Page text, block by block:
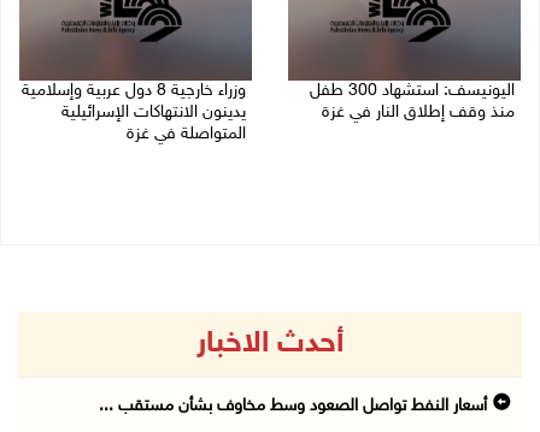
اليونيسف: استشهاد 300 طفل
منذ وقف إطلاق النار في غزة
وزراء خارجية 8 دول عربية وإسلامية
يدينون الانتهاكات الإسرائيلية
المتواصلة في غزة
أحدث الاخبار
أسعار النفط تواصل الصعود وسط مخاوف بشأن مستقب ...